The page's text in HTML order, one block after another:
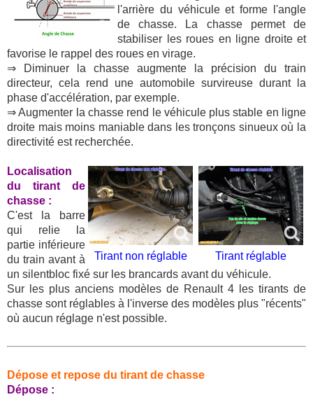
l'arrière du véhicule et forme l'angle
de chasse. La chasse permet de
stabiliser les roues en ligne droite et
favorise le rappel des roues en virage.
⇒ Diminuer la chasse augmente la précision du train
directeur, cela rend une automobile survireuse durant la
phase d'accélération, par exemple.
⇒ Augmenter la chasse rend le véhicule plus stable en ligne
droite mais moins maniable dans les tronçons sinueux où la
directivité est recherchée.
Tirant réglable
Tirant non réglable
Localisation
du tirant de
chasse :
C'est la barre
qui relie la
partie inférieure
du train avant à
un silentbloc fixé sur les brancards avant du véhicule.
Sur les plus anciens modèles de Renault 4 les tirants de
chasse sont réglables à l'inverse des modèles plus "récents"
où aucun réglage n'est possible.
Dépose et repose du tirant de chasse
Dépose :